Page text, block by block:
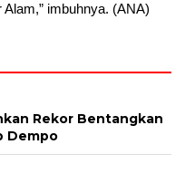
imbuhnya. (ANA)
Rekor Bentangkan
Dempo